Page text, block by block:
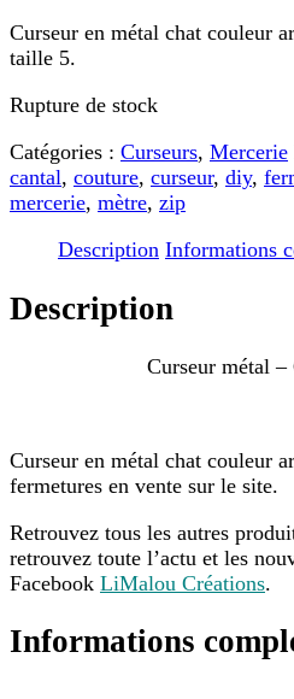
Curseur en métal chat couleur
taille 5.
Rupture de stock
Catégories : Curseurs, Mercerie
cantal, couture, curseur, diy,
mercerie, mètre, zip
Description Informations
Description
Curseur métal –
Curseur en métal chat couleur
fermetures en vente sur le site.
Retrouvez tous les autres
retrouvez toute l’actu et les
Facebook LiMalou Créations.
Informations